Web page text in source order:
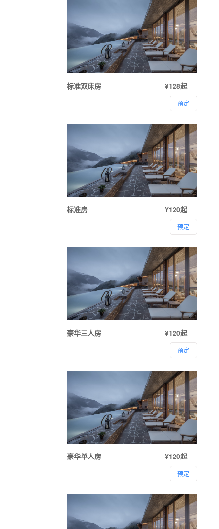
标准双床房 ¥128起
预定
标准房 ¥120起
预定
豪华三人房 ¥120起
预定
豪华单人房 ¥120起
预定